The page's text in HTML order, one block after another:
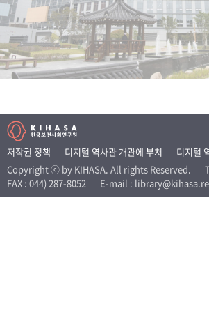
성과 50선 숫자로 보는 50년 50 +1주년
세계와 함께 한 KIHASA
VR 역사관
저작권 정책 디지털 역사관 개관에 부쳐
디지털
Copyright ⓒ by KIHASA. All rights Reserved.
FAX : 044) 287-8052
E-mail :